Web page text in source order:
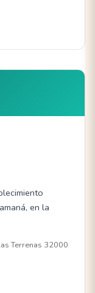
en la
Terrenas 32000